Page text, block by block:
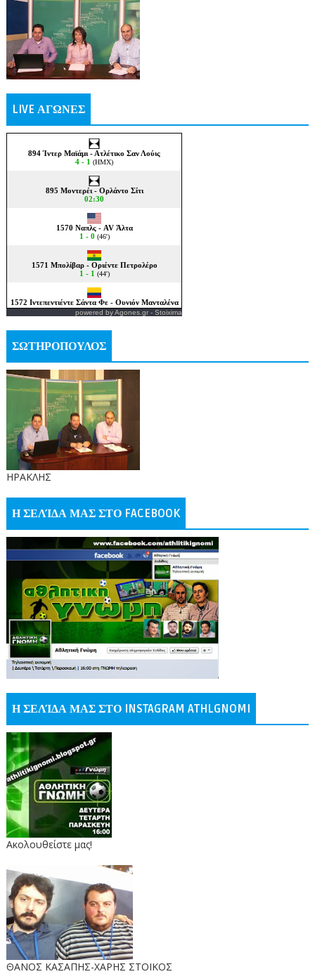
LIVE ΑΓΩΝΕΣ
powered byAgones.gr- Stoixima
ΣΩΤΗΡΟΠΟΥΛΟΣ
ΗΡΑΚΛΗΣ
Η ΣΕΛΊΔΑ ΜΑΣ ΣΤΟ FACEBOOK
Η ΣΕΛΊΔΑ ΜΑΣ ΣΤΟ INSTAGRAM ATHLGNOMI
Ακολουθείστε μας!
ΘΑΝΟΣ ΚΑΣΑΠΗΣ-ΧΑΡΗΣ ΣΤΟΙΚΟΣ